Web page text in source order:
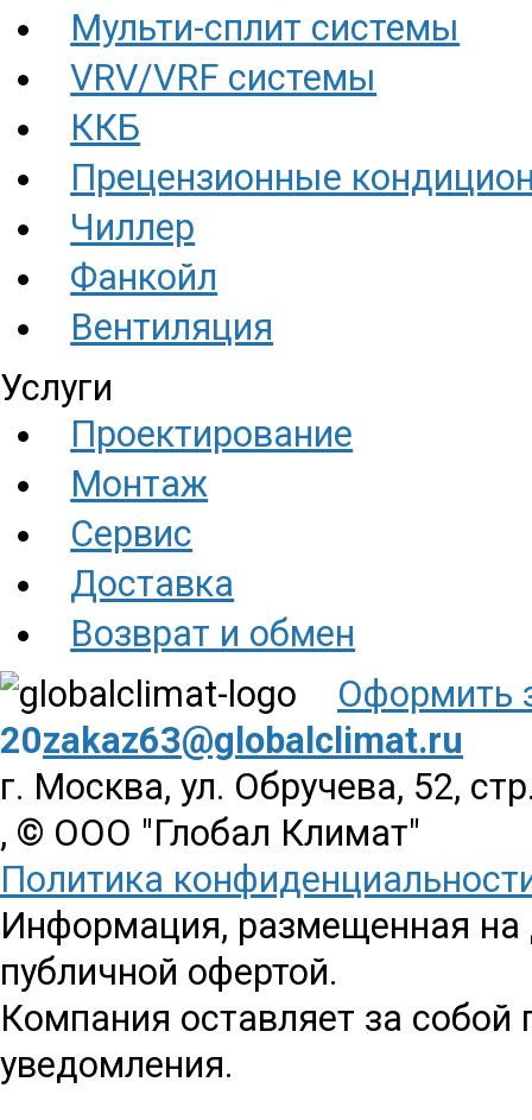
Мульти-сплит системы
VRV/VRF системы
ККБ
Прецензионные
Чиллер
Фанкойл
Вентиляция
Услуги
Проектирование
Монтаж
Сервис
Доставка
Возврат и обмен
Оформить
20zakaz63@globalclimat.ru
г. Москва, ул. Обручева, 52,
, © ООО "Глобал Климат"
Политика
Информация, размещенная на
публичной офертой.
Компания оставляет за собой
уведомления.